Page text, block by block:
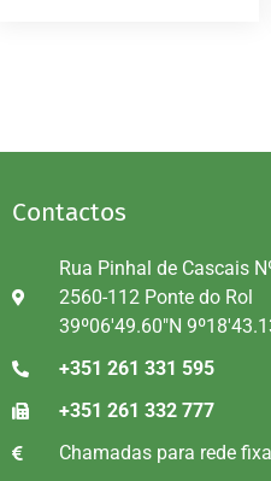
Contactos
Rua Pinhal de Cascais
2560-112 Ponte do Rol
39º06'49.60"N
+351 261 331 595
+351 261 332 777
Chamadas para rede